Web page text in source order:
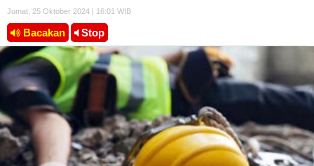
Jumat, 25 Oktober 2024 | 16:01 WIB
Bacakan Stop